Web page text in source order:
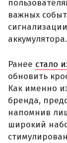
важных
аккумулятора.
Ранее стало
обновить
Как именно
бренда,
напомнив
широкий